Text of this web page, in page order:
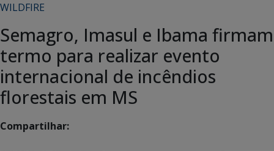
WILDFIRE
Semagro, Imasul e Ibama firmam
termo para realizar evento
internacional de incêndios
florestais em MS
Compartilhar: